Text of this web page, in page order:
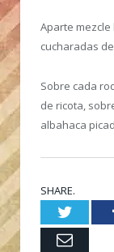
Aparte
cucharadas
Sobre cada
de ricota,
albahaca
SHARE.
Email